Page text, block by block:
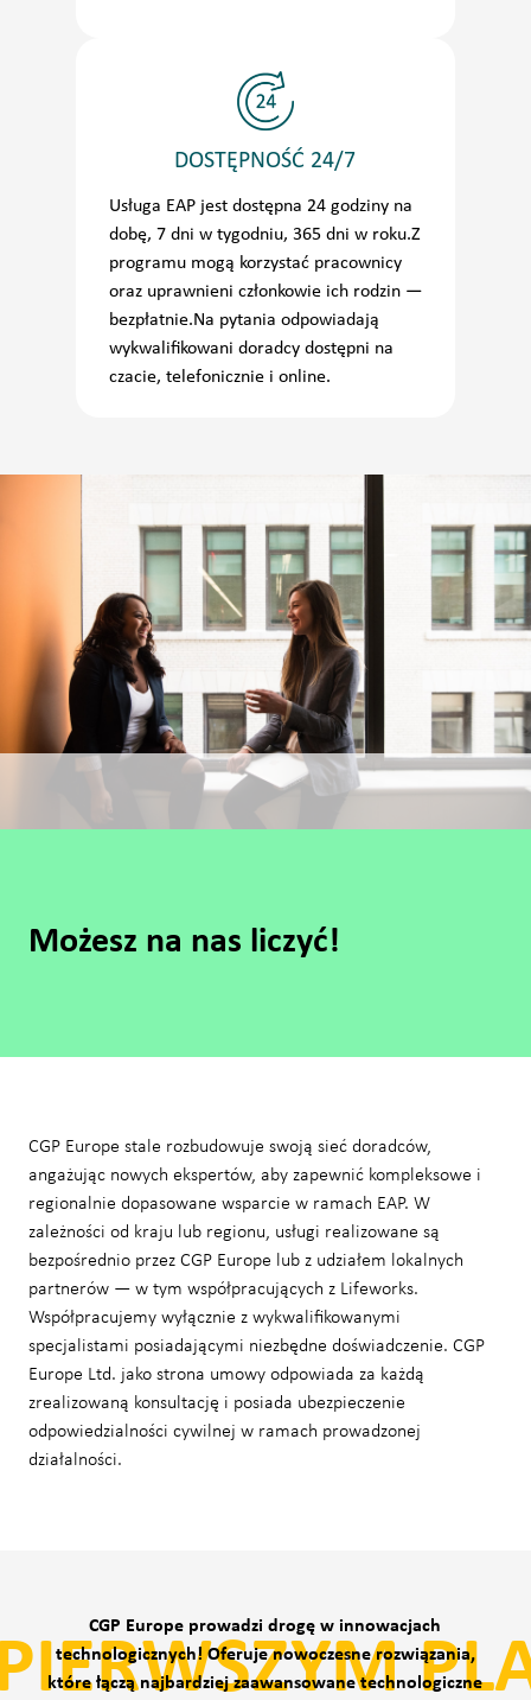
DOSTĘPNOŚĆ 24/7
Usługa EAP jest dostępna 24 godziny na
dobę, 7 dni w tygodniu, 365 dni w roku.Z
programu mogą korzystać pracownicy
oraz uprawnieni członkowie ich rodzin —
bezpłatnie.Na pytania odpowiadają
wykwalifikowani doradcy dostępni na
czacie, telefonicznie i online.
CGP Europe stale rozbudowuje swoją sieć doradców,
angażując nowych ekspertów, aby zapewnić kompleksowe i
regionalnie dopasowane wsparcie w ramach EAP. W
zależności od kraju lub regionu, usługi realizowane są
bezpośrednio przez CGP Europe lub z udziałem lokalnych
partnerów — w tym współpracujących z Lifeworks.
Współpracujemy wyłącznie z wykwalifikowanymi
specjalistami posiadającymi niezbędne doświadczenie. CGP
Europe Ltd. jako strona umowy odpowiada za każdą
zrealizowaną konsultację i posiada ubezpieczenie
odpowiedzialności cywilnej w ramach prowadzonej
działalności.
Możesz na nas liczyć!
CGP Europe prowadzi drogę w innowacjach
technologicznych! Oferuje nowoczesne rozwiązania,
które łączą najbardziej zaawansowane technologiczne